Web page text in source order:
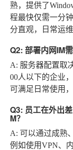
熟，提供了
程最快仅需一分
分直观，日常运
Q2: 部署内网IM
A: 服务器配置取
00人以下的企业
可满足日常使用
Q3: 员工在外出
M？
A: 可以通过成熟
例如使用VPN、